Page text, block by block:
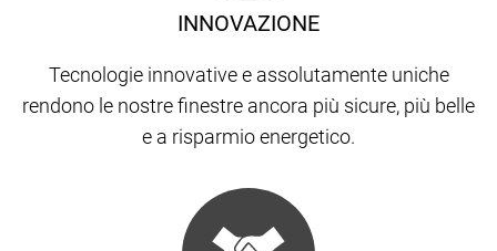
INNOVAZIONE
Tecnologie innovative e assolutamente uniche
rendono le nostre finestre ancora più sicure, più belle
e a risparmio energetico.